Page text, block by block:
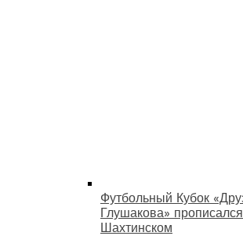
Футбольный Кубок
Глушакова»
Шахтинском